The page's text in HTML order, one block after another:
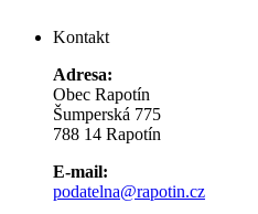
Kontakt
Adresa:
Obec Rapotín
Šumperská 775
788 14 Rapotín
E-mail:
podatelna@rapotin.cz